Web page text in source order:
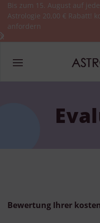
Bis zum 15. August auf
Astrologie 20,00 € Rabatt!
anfordern
X
Bewertung Ihrer